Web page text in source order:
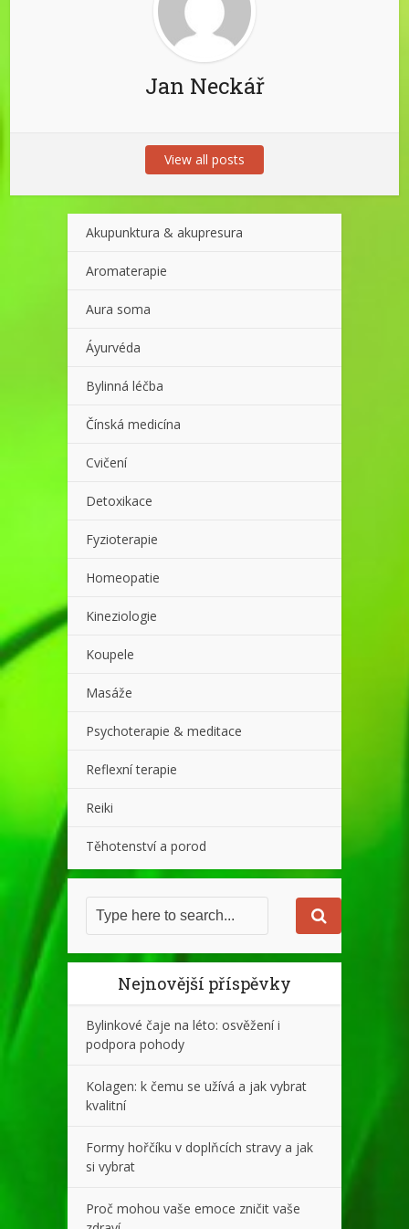
Jan Neckář
View all posts
Akupunktura & akupresura
Aromaterapie
Aura soma
Áyurvéda
Bylinná léčba
Čínská medicína
Cvičení
Detoxikace
Fyzioterapie
Homeopatie
Kineziologie
Koupele
Masáže
Psychoterapie & meditace
Reflexní terapie
Reiki
Těhotenství a porod
Nejnovější příspěvky
Bylinkové čaje na léto: osvěžení i
podpora pohody
Kolagen: k čemu se užívá a jak vybrat
kvalitní
Formy hořčíku v doplňcích stravy a jak
si vybrat
Proč mohou vaše emoce zničit vaše